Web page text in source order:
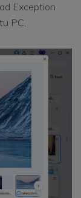
Exception
PC.